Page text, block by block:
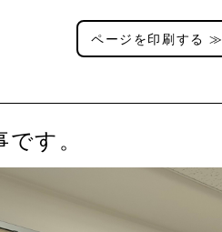
ページを印刷する ≫
す。